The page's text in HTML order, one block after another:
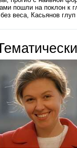
пошли на поклон к
веса, Касьянов